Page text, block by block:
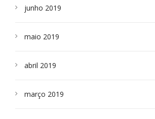
junho 2019
maio 2019
abril 2019
março 2019